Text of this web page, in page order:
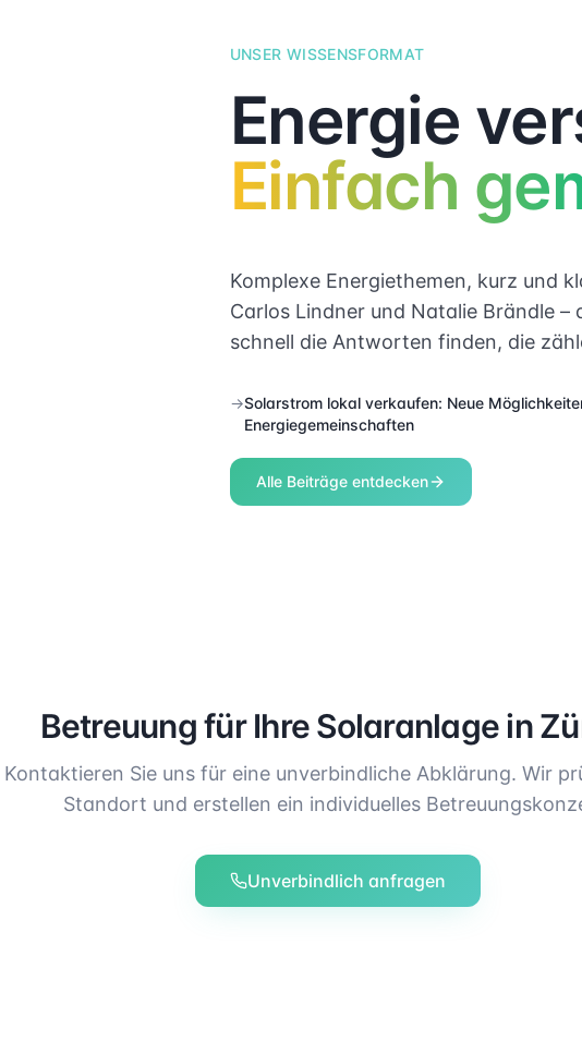
UNSER WISSENSFORMAT
Energie
Einfach
Komplexe Energiethemen, kurz und
Carlos Lindner und Natalie Brändle –
schnell die Antworten finden, die
→Solarstrom lokal verkaufen: Neue
Energiegemeinschaften
Alle Beiträge entdecken
Betreuung für Ihre Solaranlage in
Kontaktieren Sie uns für eine unverbindliche Abklärung. Wir
Standort und erstellen ein individuelles
Unverbindlich anfragen